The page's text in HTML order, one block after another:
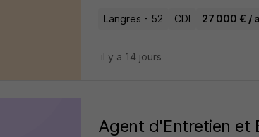
Langres - 52 CDI 27 000 € /
il y a 14 jours
Agent d'Entretien et